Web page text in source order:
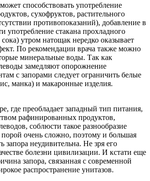
способствовать употребление
сухофруктов, растительного
противопоказаний), добавление в
употребление стакана прохладного
утром натощак нередко оказывает
По рекомендации врача также можно
минеральные воды. Так как
замедляют опорожнение
с запорами следует ограничить белые
манка) и макаронные изделия.
где преобладает западный тип питания,
рафинированных продуктов,
соблюсти такое разнообразие
очень сложно, поэтому и большая
запора неудивительна. Не зря его
болезни цивилизации. И кстати еще
запора, связанная с современной
распространение унитазов.